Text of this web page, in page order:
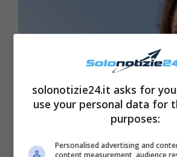
solonotizie24.it asks for
use your personal data for
purposes:
Personalised advertising and
content measurement, audience